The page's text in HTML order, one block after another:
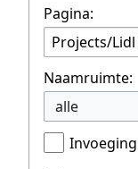
Pagina:
Naamruimte:
alle